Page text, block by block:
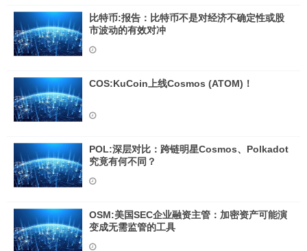
比特币:报告：比特币不是对经济不确定性或股
市波动的有效对冲
COS:KuCoin上线Cosmos (ATOM)！
POL:深层对比：跨链明星Cosmos、Polkadot
究竟有何不同？
OSM:美国SEC企业融资主管：加密资产可能演
变成无需监管的工具